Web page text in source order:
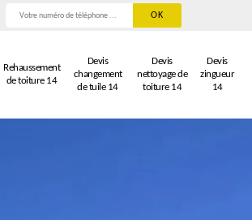
Rehaussement
de toiture 14
Devis
changement
de tuile 14
Devis
nettoyage de
toiture 14
Devis
zingueur
14